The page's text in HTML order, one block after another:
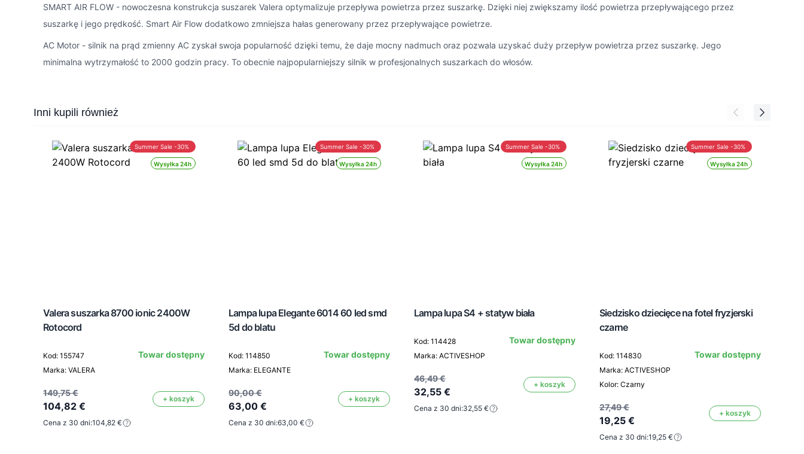
SMART AIR FLOW - nowoczesna konstrukcja suszarek Valera optymalizuje przepływa powietrza przez suszarkę. Dzięki niej zwiększamy ilość powietrza przepływającego przez
suszarkę i jego prędkość. Smart Air Flow dodatkowo zmniejsza hałas generowany przez przepływające powietrze.
AC Motor - silnik na prąd zmienny AC zyskał swoja popularność dzięki temu, że daje mocny nadmuch oraz pozwala uzyskać duży przepływ powietrza przez suszarkę. Jego
minimalna wytrzymałość to 2000 godzin pracy. To obecnie najpopularniejszy silnik w profesjonalnych suszarkach do włosów.
Press to skip carousel
Inni kupili również
Wysyłka 24h
Summer Sale -30%
Valera suszarka 8700 ionic 2400W
Rotocord
Kod: 155747
Marka: VALERA
Towar dostępny
149,75 €
104,82 €
+ koszyk
Cena z 30 dni:104,82 €
Wysyłka 24h
Summer Sale -30%
Lampa lupa Elegante 6014 60 led smd
5d do blatu
Kod: 114850
Marka: ELEGANTE
Towar dostępny
90,00 €
63,00 €
+ koszyk
Cena z 30 dni:63,00 €
Wysyłka 24h
Summer Sale -30%
Lampa lupa S4 + statyw biała
Kod: 114428
Marka: ACTIVESHOP
Towar dostępny
46,49 €
32,55 €
+ koszyk
Cena z 30 dni:32,55 €
Wysyłka 24h
Summer Sale -30%
Siedzisko dziecięce na fotel fryzjerski
czarne
Kod: 114830
Marka: ACTIVESHOP
Kolor: Czarny
Towar dostępny
27,49 €
19,25 €
+ koszyk
Cena z 30 dni:19,25 €